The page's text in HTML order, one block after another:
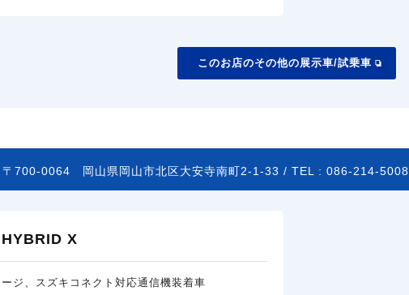
このお店のその他の展示車/試乗車
〒700-0064 岡山県岡山市北区大安寺南町2-1-33 / TEL : 086-214-5008
X
ジ、スズキコネクト対応通信機装着車